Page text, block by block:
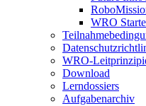
WRO
WRO-
Download
Lerndossiers
Aufgabenarchiv